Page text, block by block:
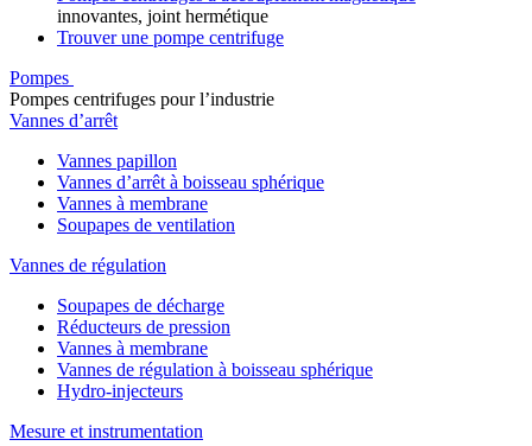
innovantes, joint hermétique
Trouver une pompe centrifuge
Pompes
Pompes centrifuges pour l’industrie
Vannes d’arrêt
Vannes papillon
Vannes d’arrêt à boisseau sphérique
Vannes à membrane
Soupapes de ventilation
Vannes de régulation
Soupapes de décharge
Réducteurs de pression
Vannes à membrane
Vannes de régulation à boisseau sphérique
Hydro-injecteurs
Mesure et instrumentation